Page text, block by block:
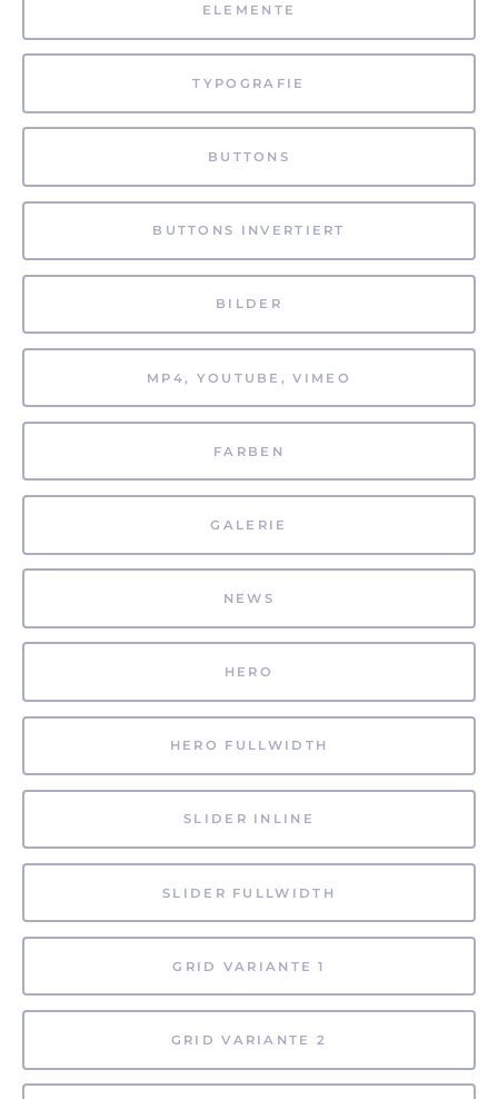
ELEMENTE
TYPOGRAFIE
BUTTONS
BUTTONS INVERTIERT
BILDER
MP4, YOUTUBE, VIMEO
FARBEN
GALERIE
NEWS
HERO
HERO FULLWIDTH
SLIDER INLINE
SLIDER FULLWIDTH
GRID VARIANTE 1
GRID VARIANTE 2